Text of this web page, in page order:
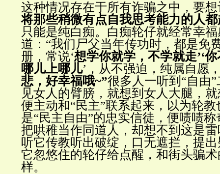
这种情况存在于所有诈骗之中，要
将那些稍微有点自我思考能力的人
只能是纯白痴。白痴轮仔就经常幸
道：“我们尸父当年传功时，都是免
册，常说‘想学你就学，不学就走’‘
哪儿上哪儿’，从不强迫，纯属自愿
悲，好幸福哦~”很多人一听到“自由
见女人的臂膀，就想到女人大腿，
便主动和“民主”联系起来，以为轮
是“民主自由”的忠实信徒，便啧啧
把哄稚当作同道人，却想不到这是
听它传教听出破绽，口无遮拦，提
它忽悠住的轮仔给点醒，和街头骗
样。